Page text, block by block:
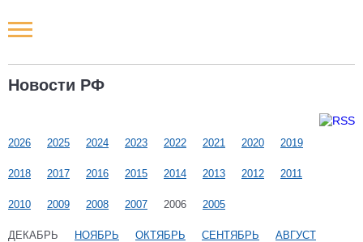
Новости РФ
2026 2025 2024 2023 2022 2021 2020 2019
2018 2017 2016 2015 2014 2013 2012 2011
2010 2009 2008 2007 2006 2005
ДЕКАБРЬ НОЯБРЬ ОКТЯБРЬ СЕНТЯБРЬ АВГУСТ
Новости РФ
Новости компаний